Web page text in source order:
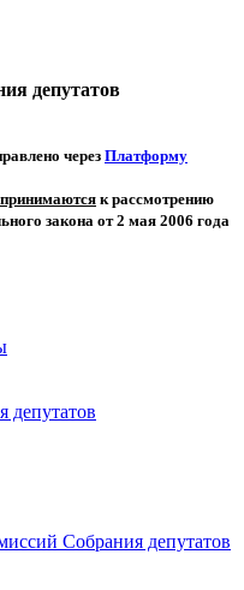
депутатов
через Платформу
к рассмотрению
закона от 2 мая 2006 года
депутатов
Собрания депутатов